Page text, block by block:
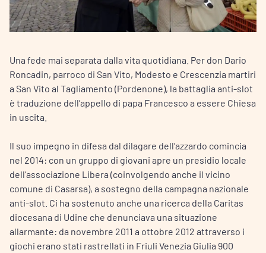
Una fede mai separata dalla vita quotidiana. Per don Dario
Roncadin, parroco di San Vito, Modesto e Crescenzia martiri
a San Vito al Tagliamento (Pordenone), la battaglia anti-slot
è traduzione dell’appello di papa Francesco a essere Chiesa
in uscita.
Il suo impegno in difesa dal dilagare dell’azzardo comincia
nel 2014: con un gruppo di giovani apre un presidio locale
dell’associazione Libera (coinvolgendo anche il vicino
comune di Casarsa), a sostegno della campagna nazionale
anti-slot. Ci ha sostenuto anche una ricerca della Caritas
diocesana di Udine che denunciava una situazione
allarmante: da novembre 2011 a ottobre 2012 attraverso i
giochi erano stati rastrellati in Friuli Venezia Giulia 900